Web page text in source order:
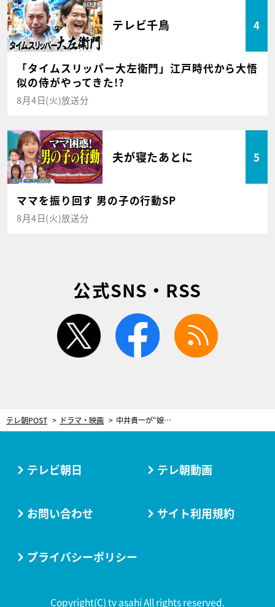
テレビ千鳥 4
「タイムスリッパー大左衛門」江戸時代から大悟
似の侍がやってきた!?
8月4日(火)放送分
夫が寝たあとに 5
ママを振り回す 男の子の行動SP
8月4日(火)放送分
公式SNS・RSS
twitter facebook
テレ朝POST ドラマ・映画 中井貴一が“娘”と10年ぶりの共演！ベリーショートの激変姿に「大人になったね」＜ザ・トラベルナース＞
テレビ朝日 テレ朝動画
お問い合わせ サイト利用規約
プライバシーポリシー
Copyright(C) tv asahi All rights reserved.